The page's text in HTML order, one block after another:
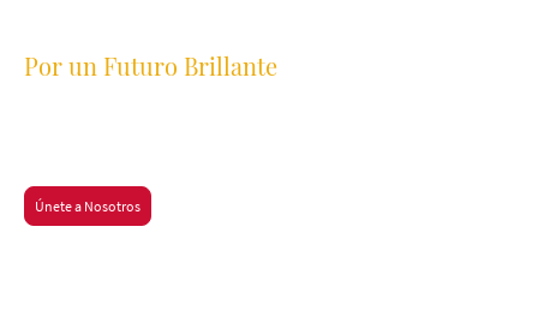
Por un Futuro Brillante
Únete a Nosotros